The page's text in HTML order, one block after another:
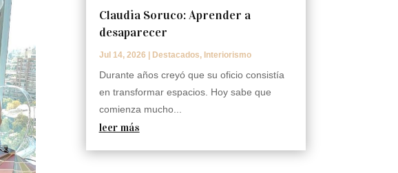
Claudia Soruco: Aprender a
desaparecer
Jul 14, 2026 | Destacados, Interiorismo
Durante años creyó que su oficio consistía
en transformar espacios. Hoy sabe que
comienza mucho...
leer más